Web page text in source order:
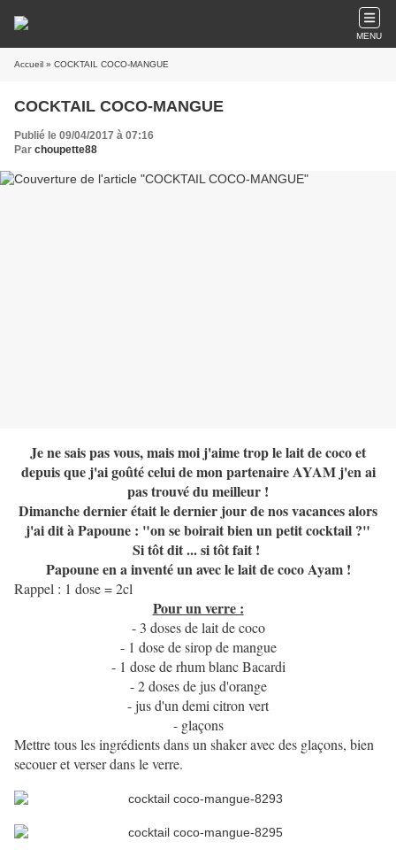
MENU
Accueil » COCKTAIL COCO-MANGUE
COCKTAIL COCO-MANGUE
Publié le 09/04/2017 à 07:16
Par choupette88
Je ne sais pas vous, mais moi j'aime trop le lait de coco et
depuis que j'ai goûté celui de mon partenaire AYAM j'en ai
pas trouvé du meilleur !
Dimanche dernier était le dernier jour de nos vacances alors
j'ai dit à Papoune : "on se boirait bien un petit cocktail ?"
Si tôt dit ... si tôt fait !
Papoune en a inventé un avec le lait de coco Ayam !
Rappel : 1 dose = 2cl
Pour un verre :
- 3 doses de lait de coco
- 1 dose de sirop de mangue
- 1 dose de rhum blanc Bacardi
- 2 doses de jus d'orange
- jus d'un demi citron vert
- glaçons
Mettre tous les ingrédients dans un shaker avec des glaçons, bien
secouer et verser dans le verre.